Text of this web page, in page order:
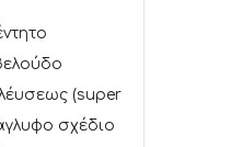
(super
σχέδιο